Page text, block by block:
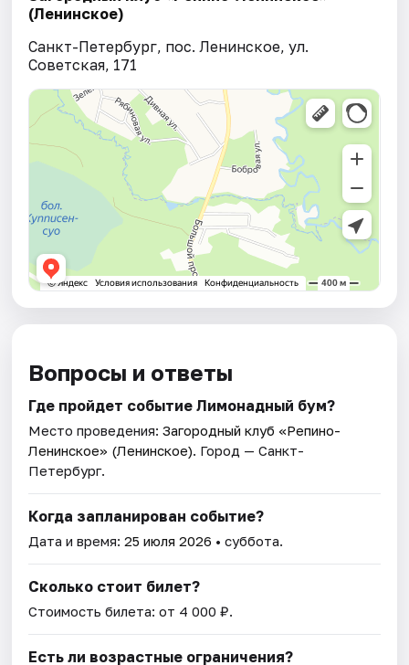
(Ленинское)
Санкт-Петербург, пос. Ленинское, ул.
Советская, 171
Вопросы и ответы
Где пройдет событие Лимонадный бум?
Место проведения:Загородный клуб «Репино-
Ленинское» (Ленинское). Город — Санкт-
Петербург.
Когда запланирован событие?
Дата и время:25 июля 2026 • суббота.
Сколько стоит билет?
Стоимость билета: от 4 000 ₽.
Есть ли возрастные ограничения?